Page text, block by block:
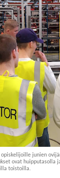
junien
ovat huipputasolla
toistoilla.